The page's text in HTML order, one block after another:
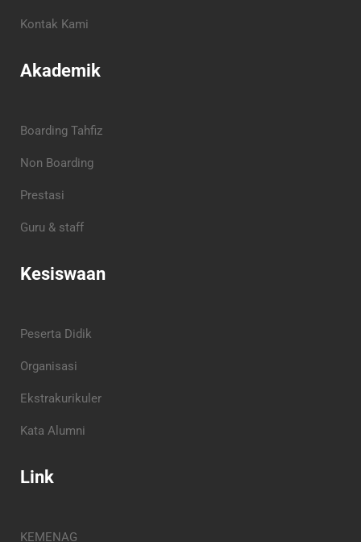
Kontak Kami
Akademik
Boarding Tahfiz
Non Boarding
Prestasi
Guru & staff
Kesiswaan
Peserta Didik
Organisasi
Ekstrakurikuler
Kata Alumni
Link
KEMENAG